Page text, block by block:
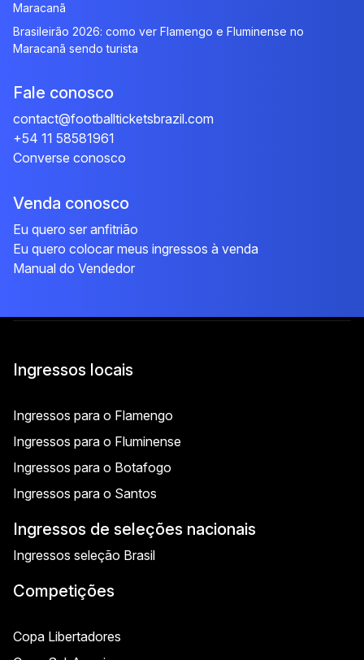
Maracanã
Brasileirão 2026: como ver Flamengo e Fluminense no
Maracanã sendo turista
Fale conosco
contact@footballticketsbrazil.com
+54 11 58581961
Converse conosco
Venda conosco
Eu quero ser anfitrião
Eu quero colocar meus ingressos à venda
Manual do Vendedor
Ingressos locais
Ingressos para o Flamengo
Ingressos para o Fluminense
Ingressos para o Botafogo
Ingressos para o Santos
Ingressos de seleções nacionais
Ingressos seleção Brasil
Competições
Copa Libertadores